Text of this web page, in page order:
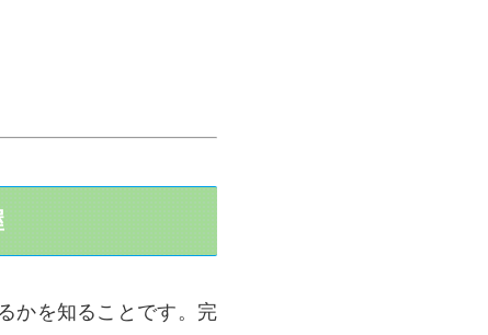
かを知ることです。完